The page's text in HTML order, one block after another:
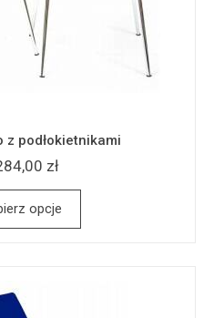
z podłokietnikami
zł
opcje